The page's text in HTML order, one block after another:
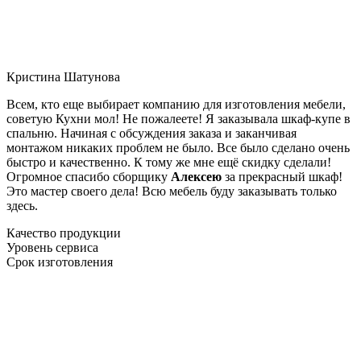
Кристина Шатунова
Всем, кто еще выбирает компанию для изготовления мебели,
советую Кухни мол! Не пожалеете! Я заказывала шкаф-купе в
спальню. Начиная с обсуждения заказа и заканчивая
монтажом никаких проблем не было. Все было сделано очень
быстро и качественно. К тому же мне ещё скидку сделали!
Огромное спасибо сборщику Алексею за прекрасный шкаф!
Это мастер своего дела! Всю мебель буду заказывать только
здесь.
Качество продукции
Уровень сервиса
Срок изготовления